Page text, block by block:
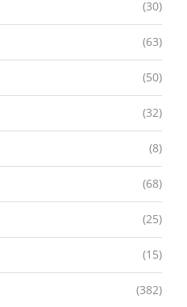
(30)
(63)
(50)
(32)
(8)
(68)
(25)
(15)
(382)